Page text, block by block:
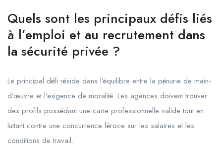
Quels sont les principaux défis liés
à l’emploi et au recrutement dans
la sécurité privée ?
Le principal défi réside dans l’équilibre entre la pénurie de main-
d’œuvre et l’exigence de moralité. Les agences doivent trouver
des profils possédant une carte professionnelle valide tout en
luttant contre une concurrence féroce sur les salaires et les
conditions de travail.